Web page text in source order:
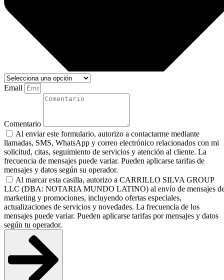
Email
Comentario
Al enviar este formulario, autorizo a contactarme mediante
llamadas, SMS, WhatsApp y correo electrónico relacionados con mi
solicitud, citas, seguimiento de servicios y atención al cliente. La
frecuencia de mensajes puede variar. Pueden aplicarse tarifas de
mensajes y datos según su operador.
Al marcar esta casilla, autorizo a CARRILLO SILVA GROUP
LLC (DBA: NOTARIA MUNDO LATINO) al envío de mensajes
marketing y promociones, incluyendo ofertas especiales,
actualizaciones de servicios y novedades. La frecuencia de los
mensajes puede variar. Pueden aplicarse tarifas por mensajes y datos
según tu operador.